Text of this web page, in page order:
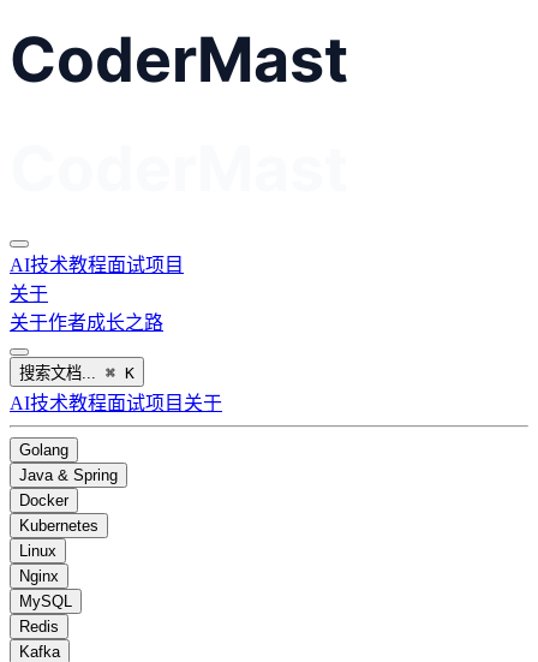
AI技术教程面试项目
关于
关于作者成长之路
搜索文档... ⌘ K
AI技术教程面试项目 关于
Golang
Java & Spring
Docker
Kubernetes
Linux
Nginx
MySQL
Redis
Kafka